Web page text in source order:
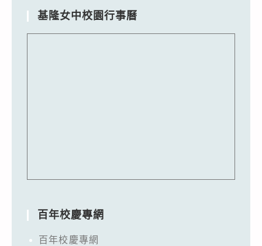
基隆女中校園行事曆
百年校慶專網
百年校慶專網